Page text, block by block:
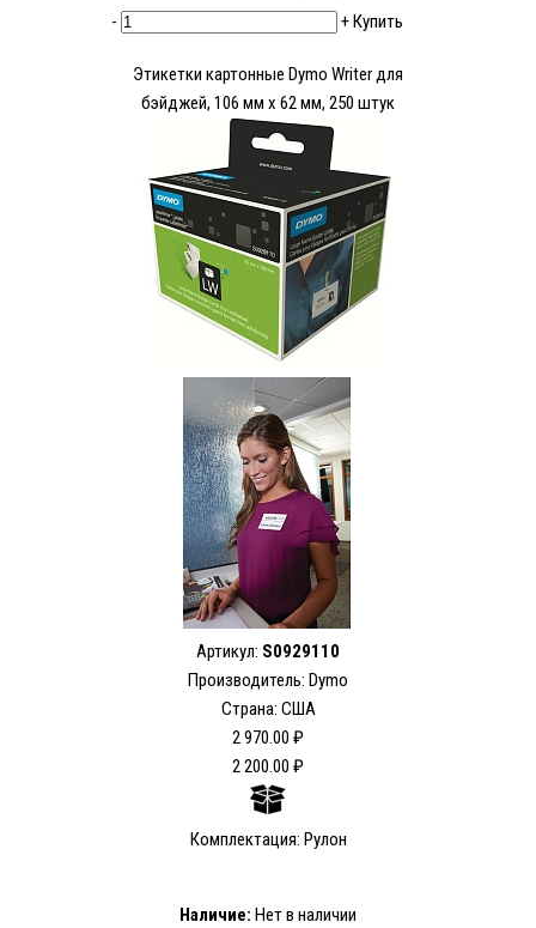
-
+Купить
Этикетки картонные Dymo Writer для
бэйджей, 106 мм x 62 мм, 250 штук
Артикул: S0929110
Производитель: Dymo
Страна: США
2 970.00 ₽
2 200.00 ₽
Комплектация: Рулон
Наличие: Нет в наличии